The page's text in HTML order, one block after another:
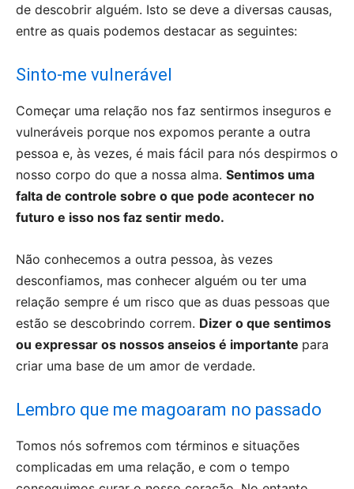
de descobrir alguém. Isto se deve a diversas causas,
entre as quais podemos destacar as seguintes:
Sinto-me vulnerável
Começar uma relação nos faz sentirmos inseguros e
vulneráveis porque nos expomos perante a outra
pessoa e, às vezes, é mais fácil para nós despirmos o
nosso corpo do que a nossa alma. Sentimos uma
falta de controle sobre o que pode acontecer no
futuro e isso nos faz sentir medo.
Não conhecemos a outra pessoa, às vezes
desconfiamos, mas conhecer alguém ou ter uma
relação sempre é um risco que as duas pessoas que
estão se descobrindo correm. Dizer o que sentimos
ou expressar os nossos anseios é importante para
criar uma base de um amor de verdade.
Lembro que me magoaram no passado
Tomos nós sofremos com términos e situações
complicadas em uma relação, e com o tempo